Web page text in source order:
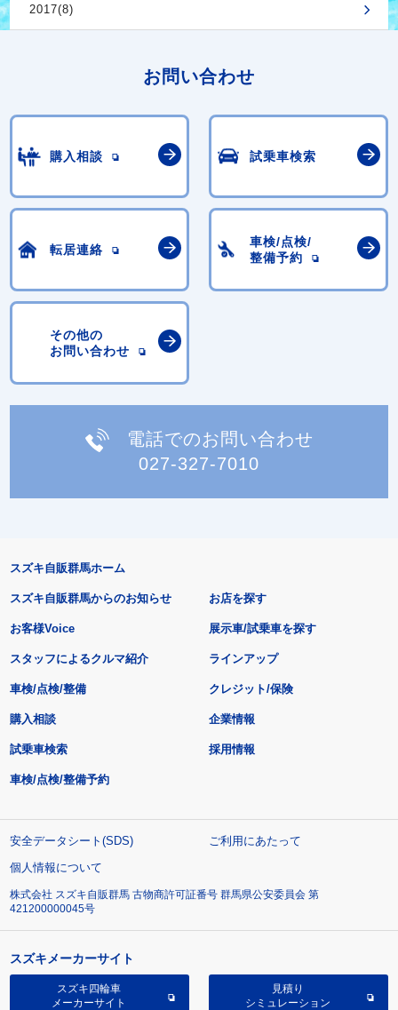
2017(8)
お問い合わせ
購入相談 試乗車検索
転居連絡
車検/点検/
整備予約
その他の
お問い合わせ
電話でのお問い合わせ
027-327-7010
スズキ自販群馬ホーム
スズキ自販群馬からのお知らせ
お客様Voice
スタッフによるクルマ紹介
お店を探す
展示車/試乗車を探す
ラインアップ
車検/点検/整備 クレジット/保険
購入相談
試乗車検索
車検/点検/整備予約
企業情報
採用情報
安全データシート(SDS)
ご利用にあたって
個人情報について
株式会社 スズキ自販群馬 古物商許可証番号 群馬県公安委員会 第
421200000045号
スズキメーカーサイト
スズキ四輪車
メーカーサイト
見積り
シミュレーション